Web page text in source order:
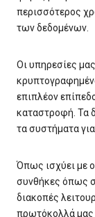
περισσότερος
των δεδομένων.
Οι υπηρεσίες
επιπλέον
καταστροφή. Τα
τα συστήματα
Όπως ισχύει με
συνθήκες όπως
διακοπές
πρωτόκολλά μας